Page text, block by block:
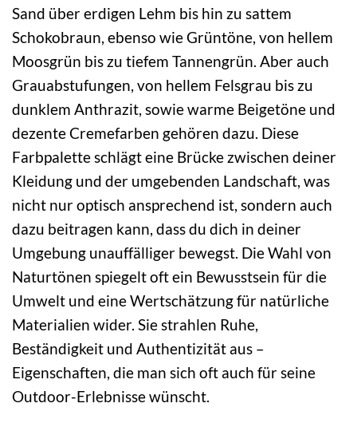
Sand über erdigen Lehm bis hin zu sattem
Schokobraun, ebenso wie Grüntöne, von hellem
Moosgrün bis zu tiefem Tannengrün. Aber auch
Grauabstufungen, von hellem Felsgrau bis zu
dunklem Anthrazit, sowie warme Beigetöne und
dezente Cremefarben gehören dazu. Diese
Farbpalette schlägt eine Brücke zwischen deiner
Kleidung und der umgebenden Landschaft, was
nicht nur optisch ansprechend ist, sondern auch
dazu beitragen kann, dass du dich in deiner
Umgebung unauffälliger bewegst. Die Wahl von
Naturtönen spiegelt oft ein Bewusstsein für die
Umwelt und eine Wertschätzung für natürliche
Materialien wider. Sie strahlen Ruhe,
Beständigkeit und Authentizität aus –
Eigenschaften, die man sich oft auch für seine
Outdoor-Erlebnisse wünscht.